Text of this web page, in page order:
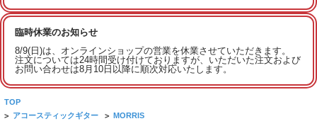
臨時休業のお知らせ
8/9(日)は、オンラインショップの営業を休業させていただきます。
注文については24時間受け付けておりますが、いただいた注文および
お問い合わせは8月10日以降に順次対応いたします。
TOP
> アコースティックギター > MORRIS